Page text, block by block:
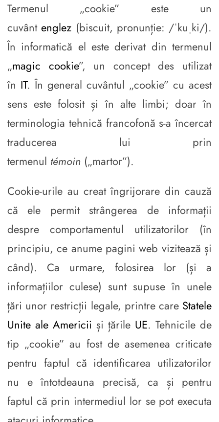
Termenul „cookie” este un
cuvântenglez (biscuit, pronunție: /ˈkuˌki/).
În informatică el este derivat din termenul
„magic cookie”, un concept des utilizat
în IT. În general cuvântul „cookie” cu acest
sens este folosit și în alte limbi; doar în
terminologia tehnică francofonă s-a încercat
traducerea lui prin
termenul témoin („martor”).
Cookie-urile au creat îngrijorare din cauză
că ele permit strângerea de informații
despre comportamentul utilizatorilor (în
principiu, ce anume pagini web vizitează și
când). Ca urmare, folosirea lor (și a
informațiilor culese) sunt supuse în unele
țări unor restricții legale, printre care Statele
Unite ale Americii și țările UE. Tehnicile de
tip „cookie” au fost de asemenea criticate
pentru faptul că identificarea utilizatorilor
nu e întotdeauna precisă, ca și pentru
faptul că prin intermediul lor se pot executa